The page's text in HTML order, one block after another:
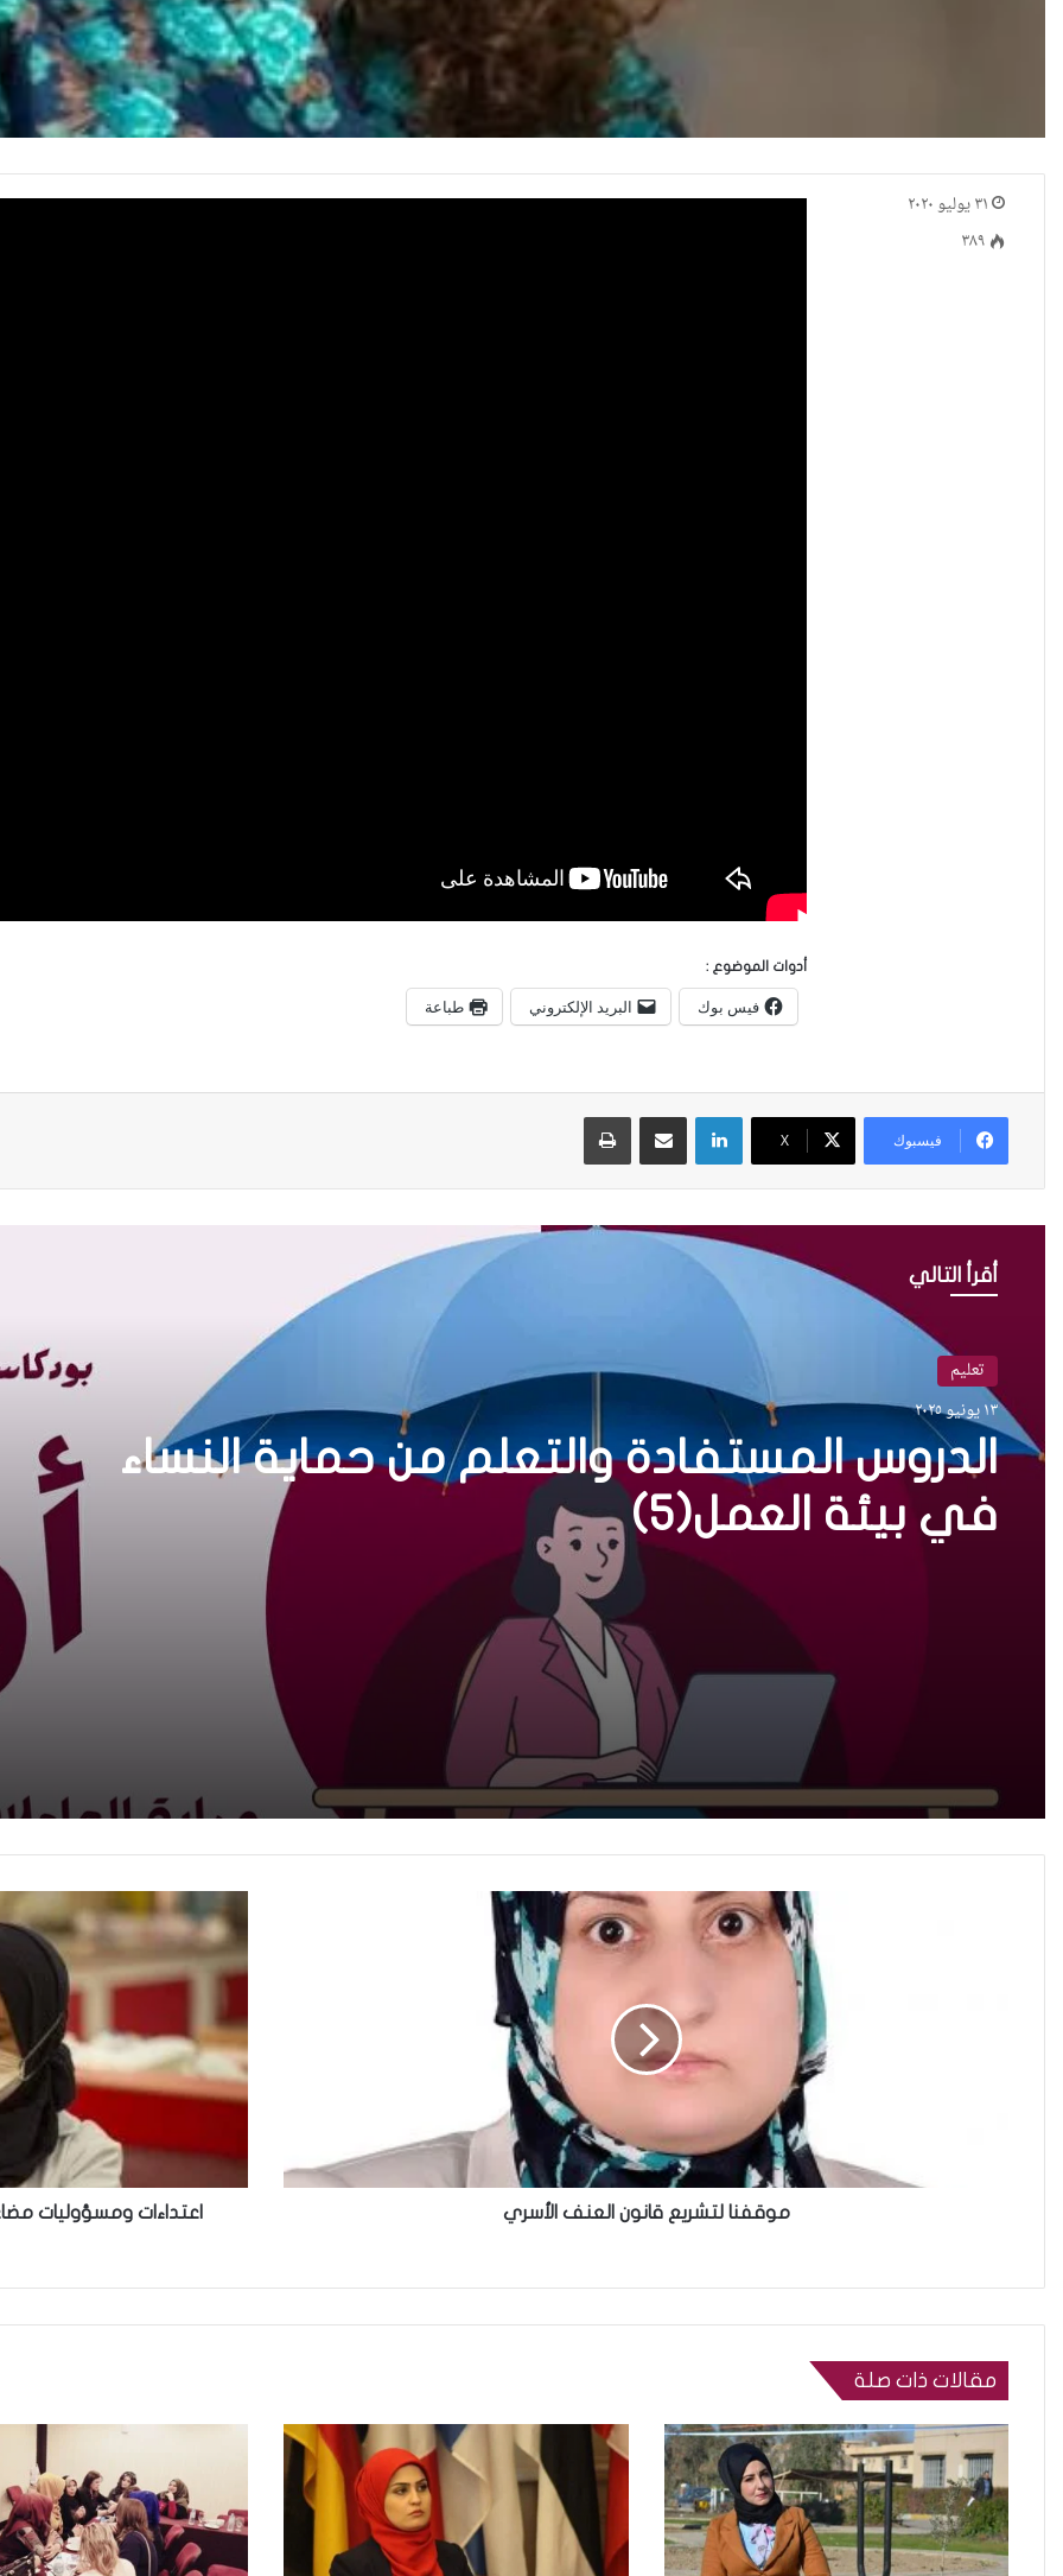
أدوات الموضوع :
فيس بوك البريد الإلكتروني طباعة
٣١ يوليو ٢٠٢٠
٣٨٩
فيسبوك X
لينكدإن
أقرأ التالي
تعليم
١٣ يونيو ٢٠٢٥
الدروس المستفادة والتعلم من حماية النساء
في بيئة العمل(5)
موقفنا لتشريع قانون العنف الأسري
اعتداءات ومسؤوليات
مقالات ذات صلة